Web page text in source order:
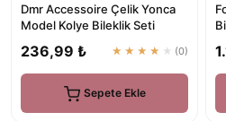
Dmr Accessoire Çelik Yonca
Model Kolye Bileklik Seti
236,99 ₺ ★★★★★ (0)
Sepete Ekle